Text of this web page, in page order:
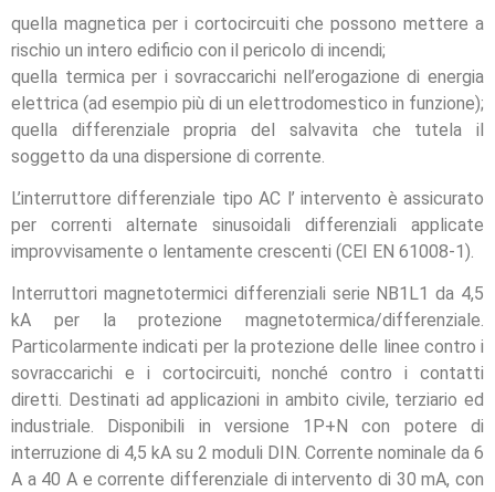
quella magnetica per i cortocircuiti che possono mettere a
rischio un intero edificio con il pericolo di incendi;
quella termica per i sovraccarichi nell’erogazione di energia
elettrica (ad esempio più di un elettrodomestico in funzione);
quella differenziale propria del salvavita che tutela il
soggetto da una dispersione di corrente.
L’interruttore differenziale tipo AC l’ intervento è assicurato
per correnti alternate sinusoidali differenziali applicate
improvvisamente o lentamente crescenti (CEI EN 61008-1).
Interruttori magnetotermici differenziali serie NB1L1 da 4,5
kA per la protezione magnetotermica/differenziale.
Particolarmente indicati per la protezione delle linee contro i
sovraccarichi e i cortocircuiti, nonché contro i contatti
diretti. Destinati ad applicazioni in ambito civile, terziario ed
industriale. Disponibili in versione 1P+N con potere di
interruzione di 4,5 kA su 2 moduli DIN. Corrente nominale da 6
A a 40 A e corrente differenziale di intervento di 30 mA, con